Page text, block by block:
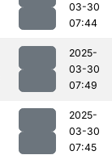
03-30
07:44
2025-
03-30
07:49
2025-
03-30
07:45